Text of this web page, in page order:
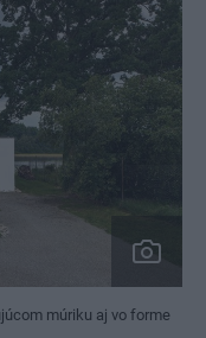
múriku aj vo forme